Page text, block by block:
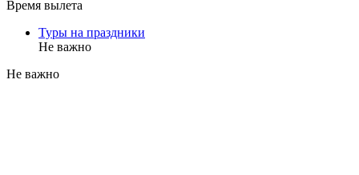
Время вылета
Туры на праздники
Не важно
Не важно